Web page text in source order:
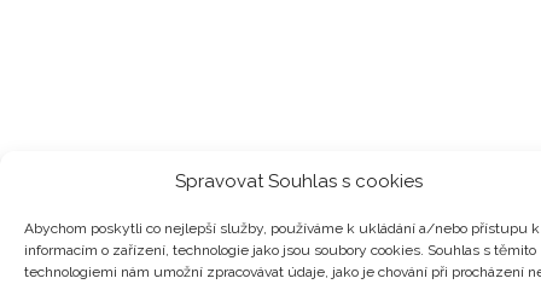
Spravovat Souhlas s cookies
Abychom poskytli co nejlepší služby, používáme k ukládání a/nebo přístupu k
informacím o zařízení, technologie jako jsou soubory cookies. Souhlas s těmito
technologiemi nám umožní zpracovávat údaje, jako je chování při procházení